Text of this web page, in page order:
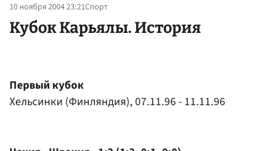
10 ноября 2004 23:21Спорт
Кубок Карьялы. История
Первый кубок
Хельсинки (Финляндия), 07.11.96 - 11.11.96